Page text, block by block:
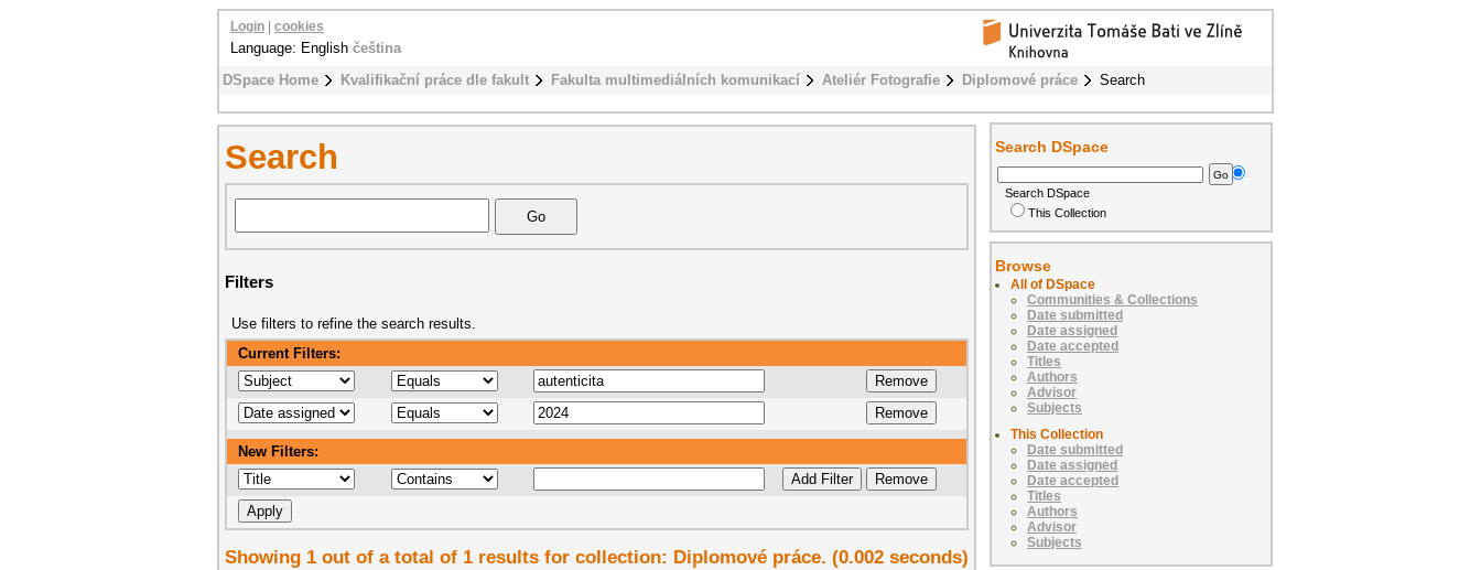
DSpace Home Kvalifikační práce dle fakult Fakulta multimediálních komunikací Ateliér Fotografie Diplomové práce Search
Login cookies
Language: English čeština
Search
Filters
Use filters to refine the search results.
Current Filters:
New Filters:
Showing 1 out of a total of 1 results for collection: Diplomové práce. (0.002 seconds)
Search DSpace
Search DSpace
This Collection
Browse
All of DSpace
Communities & Collections
Date submitted
Date assigned
Date accepted
Titles
Authors
Advisor
Subjects
This Collection
Date submitted
Date assigned
Date accepted
Titles
Authors
Advisor
Subjects